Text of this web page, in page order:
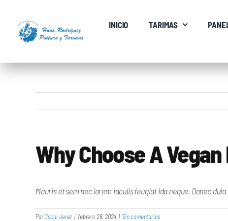
contenido
INICIO TARIMAS
Why Choose A
Mauris et sem nec lorem iaculis feugiat ida neque. Donec
PorOscar Jerez | febrero 28, 2024 | Sin comentarios